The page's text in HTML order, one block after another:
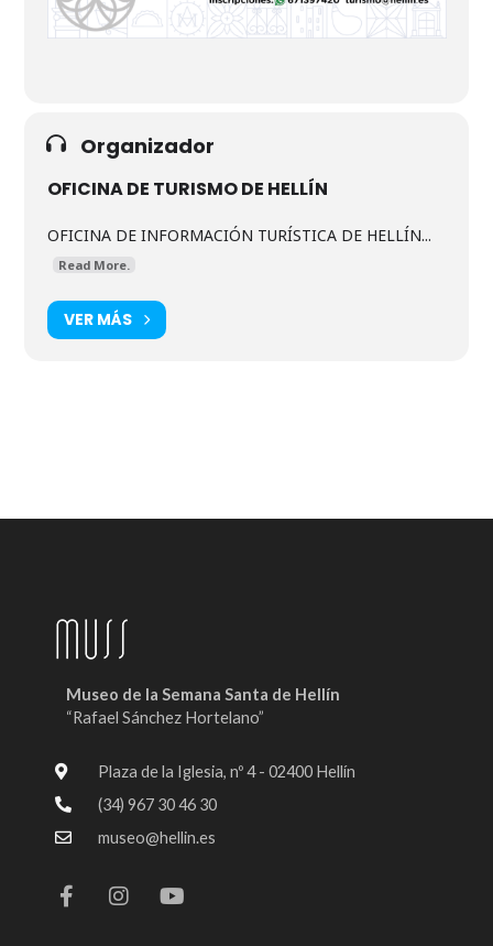
Organizador
OFICINA DE TURISMO DE HELLÍN
OFICINA DE INFORMACIÓN TURÍSTICA DE HELLÍN...
Read More.
VER MÁS
Museo de la Semana Santa de Hellín
“Rafael Sánchez Hortelano”
Plaza de la Iglesia, nº 4 - 02400 Hellín
(34) 967 30 46 30
museo@hellin.es
a
c
n
s
o
u